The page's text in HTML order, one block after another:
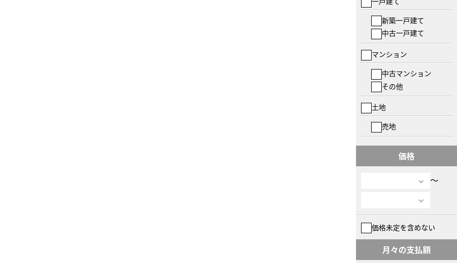
新築一戸建て
中古一戸建て
マンション
中古マンション
その他
土地
売地
価格
〜
価格未定を含めない
月々の支払額